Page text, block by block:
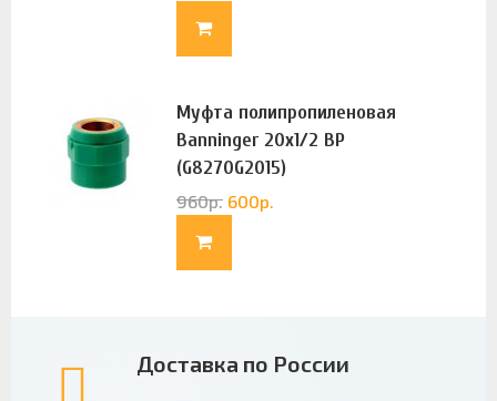
Муфта полипропиленовая
Banninger 20х1/2 ВР
(G8270G2015)
960р. 600р.
Доставка по России